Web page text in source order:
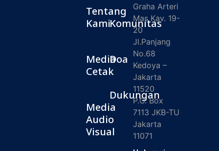
Tentang
Kami
Media
Cetak
Media
Audio
Visual
Komunitas
Doa
Dukungan
Graha Arteri
Mas Kav. 19-
20
Jl.Panjang
No.68
Kedoya –
Jakarta
11520
P.O. Box
7113 JKB-TU
Jakarta
11071